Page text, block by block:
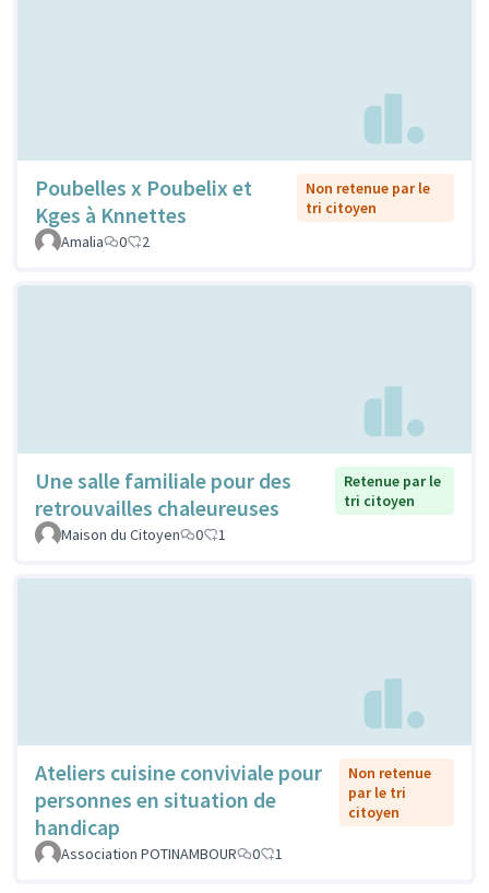
Poubelles x Poubelix et
Kges à Knnettes
Non retenue par le
tri citoyen
Amalia
0 2
Une salle familiale pour des
retrouvailles chaleureuses
Retenue par le
tri citoyen
Maison du Citoyen
0 1
Ateliers cuisine conviviale pour
personnes en situation de
handicap
Non retenue
par le tri
citoyen
Association POTINAMBOUR 0 1